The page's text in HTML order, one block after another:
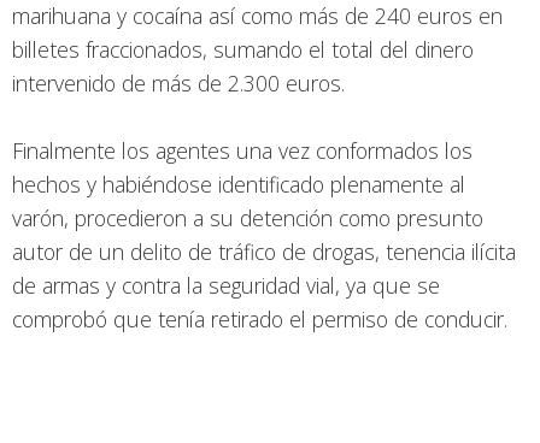
marihuana y cocaína así como más de 240 euros en
billetes fraccionados, sumando el total del dinero
intervenido de más de 2.300 euros.
Finalmente los agentes una vez conformados los
hechos y habiéndose identificado plenamente al
varón, procedieron a su detención como presunto
autor de un delito de tráfico de drogas, tenencia ilícita
de armas y contra la seguridad vial, ya que se
comprobó que tenía retirado el permiso de conducir.